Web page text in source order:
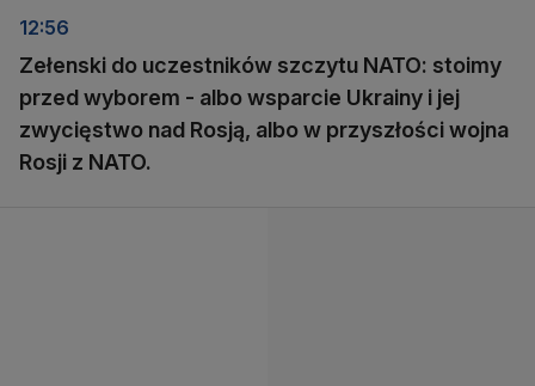
12:56
Zełenski do uczestników szczytu NATO: stoimy
przed wyborem - albo wsparcie Ukrainy i jej
zwycięstwo nad Rosją, albo w przyszłości wojna
Rosji z NATO.